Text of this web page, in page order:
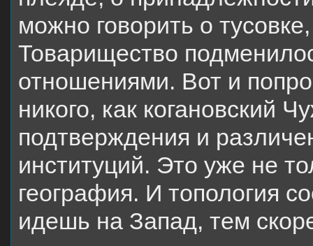
можно говорить о
Товарищество
отношениями. Вот и
никого, как когановский
подтверждения и
институций. Это уже не
география. И топология
идешь на Запад, тем